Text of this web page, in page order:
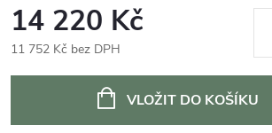
14 220 Kč
11 752 Kč bez DPH
VLOŽIT DO KOŠÍKU